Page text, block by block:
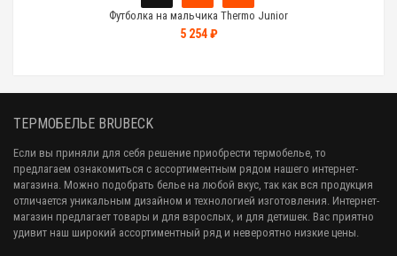
Футболка на мальчика Thermo Junior
5 254 ₽
ТЕРМОБЕЛЬЕ BRUBECK
Если вы приняли для себя решение приобрести термобелье, то
предлагаем ознакомиться с ассортиментным рядом нашего интернет-
магазина. Можно подобрать белье на любой вкус, так как вся продукция
отличается уникальным дизайном и технологией изготовления. Интернет-
магазин предлагает товары и для взрослых, и для детишек. Вас приятно
удивит наш широкий ассортиментный ряд и невероятно низкие цены.